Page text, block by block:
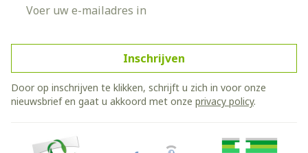
Inschrijven
Door op inschrijven te klikken, schrijft u zich in voor onze
nieuwsbrief en gaat u akkoord met onze privacy policy.